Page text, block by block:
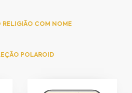
RELIGIÃO COM NOME
POLAROID